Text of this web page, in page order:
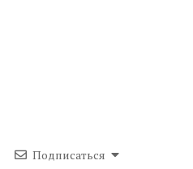
Подписаться